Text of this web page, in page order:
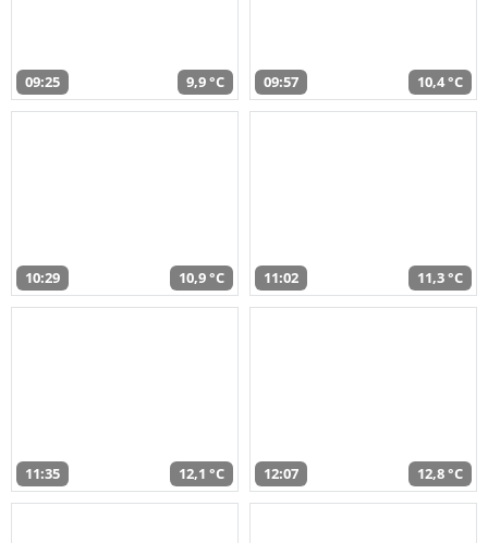
09:25 9,9 °C 09:57 10,4 °C
10:29 10,9 °C 11:02 11,3 °C
11:35 12,1 °C 12:07 12,8 °C